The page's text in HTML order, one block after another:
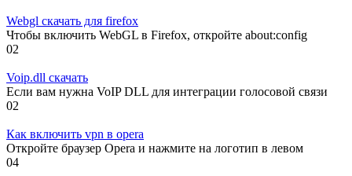
Webgl скачать для firefox
Чтобы включить WebGL в Firefox, откройте about:config
02
Voip.dll скачать
Если вам нужна VoIP DLL для интеграции голосовой связи
02
Как включить vpn в opera
Откройте браузер Opera и нажмите на логотип в левом
04